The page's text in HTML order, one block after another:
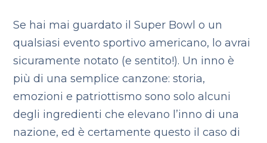
Se hai mai guardato il Super Bowl o un
qualsiasi evento sportivo americano, lo avrai
sicuramente notato (e sentito!). Un inno è
più di una semplice canzone: storia,
emozioni e patriottismo sono solo alcuni
degli ingredienti che elevano l’inno di una
nazione, ed è certamente questo il caso di